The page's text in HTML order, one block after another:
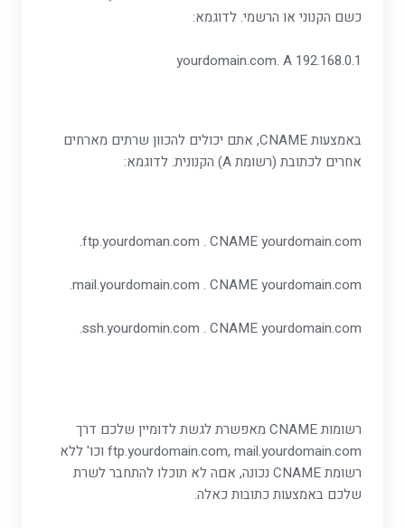
כשם הקנוני או הרשמי. לדוגמא:
yourdomain.com. A 192.168.0.1
באמצעות CNAME, אתם יכולים להכוון שרתים מארחים
אחרים לכתובת (רשומת A) הקנונית. לדוגמא:
ftp.yourdoman.com . CNAME yourdomain.com.
mail.yourdomain.com . CNAME yourdomain.com.
ssh.yourdomin.com . CNAME yourdomain.com.
רשומות CNAME מאפשרת לגשת לדומיין שלכם דרך
ftp.yourdomain.com, mail.yourdomain.com וכו' ללא
רשומת CNAME נכונה, אםה לא תוכלו להתחבר לשרת
שלכם באמצעות כתובות כאלה.